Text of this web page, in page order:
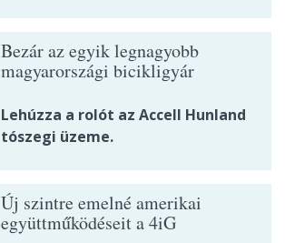
Bezár az egyik legnagyobb
magyarországi bicikligyár
Lehúzza a rolót az Accell Hunland
tószegi üzeme.
Új szintre emelné amerikai
együttműködéseit a 4iG